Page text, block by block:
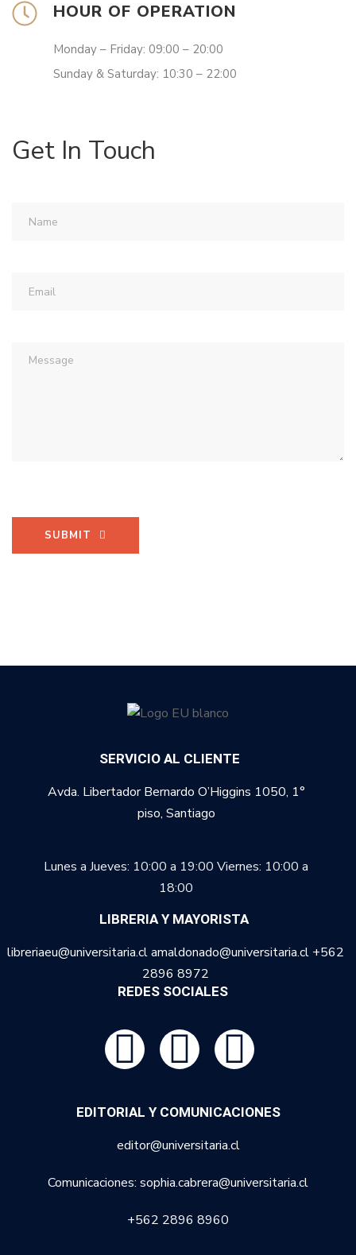
HOUR OF OPERATION
Monday – Friday: 09:00 – 20:00
Sunday & Saturday: 10:30 – 22:00
Get In Touch
SUBMIT
SERVICIO AL CLIENTE
Avda. Libertador Bernardo O’Higgins 1050, 1°
piso, Santiago
Lunes a Jueves: 10:00 a 19:00 Viernes: 10:00 a
18:00
LIBRERIA Y MAYORISTA
libreriaeu@universitaria.cl amaldonado@universitaria.cl +562
2896 8972
REDES SOCIALES
EDITORIAL Y COMUNICACIONES
editor@universitaria.cl
Comunicaciones: sophia.cabrera@universitaria.cl
+562 2896 8960